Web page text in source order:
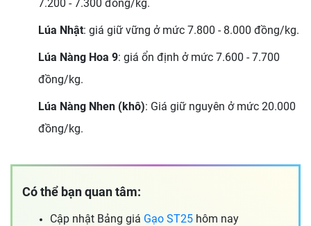
7.200 - 7.300 đồng/kg.
Lúa Nhật: giá giữ vững ở mức 7.800 - 8.000 đồng/kg.
Lúa Nàng Hoa 9: giá ổn định ở mức 7.600 - 7.700
đồng/kg.
Lúa Nàng Nhen (khô): Giá giữ nguyên ở mức 20.000
đồng/kg.
Có thể bạn quan tâm:
Cập nhật Bảng giá Gạo ST25 hôm nay